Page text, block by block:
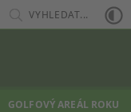
VYHLEDAT...
GOLFOVÝ AREÁL ROKU